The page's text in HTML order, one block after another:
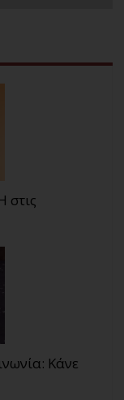
στις
Κάνε